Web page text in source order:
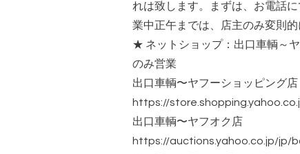
れは致します。まずは、お電話
業中正午までは、店主のみ変則的
★ ネットショップ：出口車輌～
のみ営業
出口車輌〜ヤフーショッピング
https://
出口車輌〜ヤフオク店
https://auctions.yahoo.co.jp/jp/